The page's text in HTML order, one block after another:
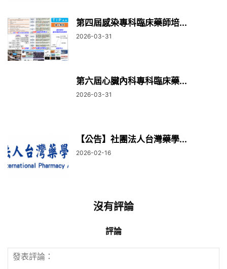
第四屆感染專科臨床藥師培...
2026-03-31
第六屆心臟內科專科臨床藥...
2026-03-31
【公告】社團法人台灣藥學...
2026-02-16
沒有評論
評論